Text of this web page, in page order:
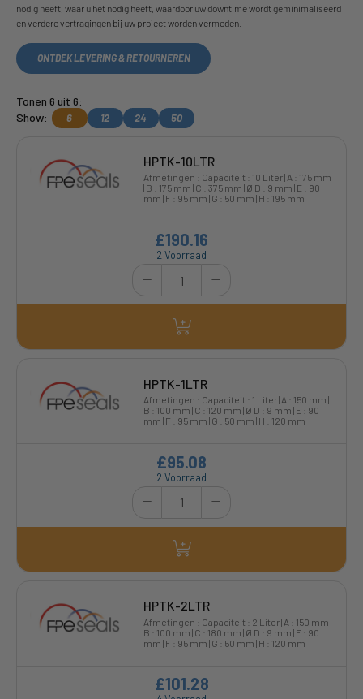
nodig heeft, waar u het nodig heeft, waardoor uw downtime wordt geminimaliseerd
en verdere vertragingen bij uw project worden vermeden.
ONTDEK LEVERING & RETOURNEREN
Tonen 6 uit 6:
Show:
6 12 24 50
HPTK-10LTR
Afmetingen : Capaciteit : 10 Liter | A : 175 mm
| B : 175 mm | C : 375 mm | Ø D : 9 mm | E : 90
mm | F : 95 mm | G : 50 mm | H : 195 mm
2 Voorraad
£190.16
HPTK-1LTR
Afmetingen : Capaciteit : 1 Liter | A : 150 mm |
B : 100 mm | C : 120 mm | Ø D : 9 mm | E : 90
mm | F : 95 mm | G : 50 mm | H : 120 mm
2 Voorraad
£95.08
HPTK-2LTR
Afmetingen : Capaciteit : 2 Liter | A : 150 mm |
B : 100 mm | C : 180 mm | Ø D : 9 mm | E : 90
mm | F : 95 mm | G : 50 mm | H : 120 mm
£101.28